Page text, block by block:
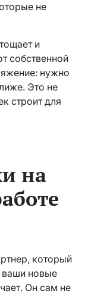
не
и
собственной
нужно
Это не
строит для
на
который
ваши новые
Он сам не